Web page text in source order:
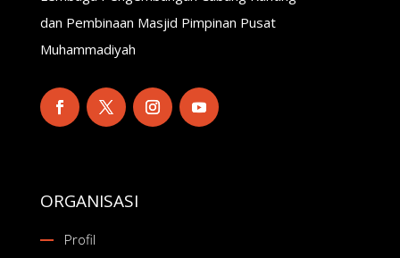
dan Pembinaan Masjid Pimpinan Pusat
Muhammadiyah
ORGANISASI
Profil